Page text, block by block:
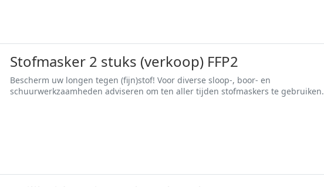
Stofmasker 2 stuks (verkoop) FFP2
Bescherm uw longen tegen (fijn)stof! Voor diverse sloop-, boor- en
schuurwerkzaamheden adviseren om ten aller tijden stofmaskers te gebruiken.